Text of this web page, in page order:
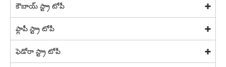
కౌబాయ్ స్ట్రా టోపీ
ఫ్లాపీ స్ట్రా టోపీ
ఫెడోరా స్ట్రా టోపీ